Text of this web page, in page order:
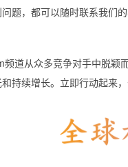
题，都可以随时联系我们的
道从众多竞争对手中脱颖
持续增长。立即行动起来，